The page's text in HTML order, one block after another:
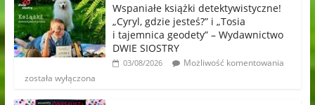
Wspaniałe książki detektywistyczne!
„Cyryl, gdzie jesteś?” i „Tosia
i tajemnica geodety” – Wydawnictwo
DWIE SIOSTRY
03/08/2026
Możliwość komentowania
została wyłączona